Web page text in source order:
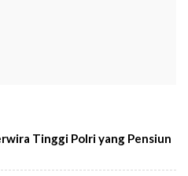
Tinggi Polri yang Pensiun